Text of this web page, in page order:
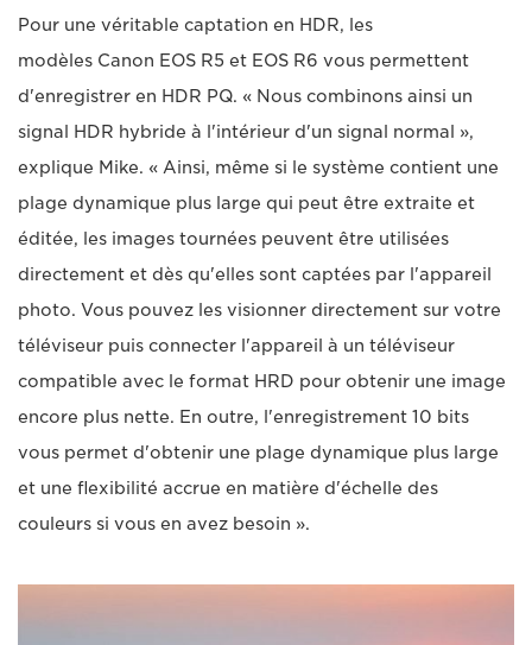
Pour une véritable captation en HDR, les
modèles Canon EOS R5 et EOS R6 vous permettent
d'enregistrer en HDR PQ. « Nous combinons ainsi un
signal HDR hybride à l'intérieur d'un signal normal »,
explique Mike. « Ainsi, même si le système contient une
plage dynamique plus large qui peut être extraite et
éditée, les images tournées peuvent être utilisées
directement et dès qu'elles sont captées par l'appareil
photo. Vous pouvez les visionner directement sur votre
téléviseur puis connecter l'appareil à un téléviseur
compatible avec le format HRD pour obtenir une image
encore plus nette. En outre, l'enregistrement 10 bits
vous permet d'obtenir une plage dynamique plus large
et une flexibilité accrue en matière d'échelle des
couleurs si vous en avez besoin ».